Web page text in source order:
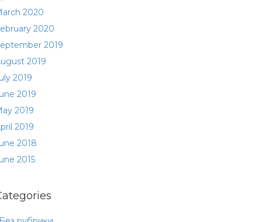
2020
2020
2019
2019
2019
2019
2019
2019
2018
2015